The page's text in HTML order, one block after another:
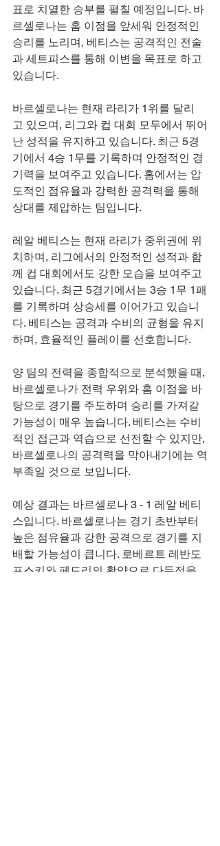
표로 치열한 승부를 펼칠 예정입니다. 바
르셀로나는 홈 이점을 앞세워 안정적인
승리를 노리며, 베티스는 공격적인 전술
과 세트피스를 통해 이변을 목표로 하고
있습니다.
바르셀로나는 현재 라리가 1위를 달리
고 있으며, 리그와 컵 대회 모두에서 뛰어
난 성적을 유지하고 있습니다. 최근 5경
기에서 4승 1무를 기록하며 안정적인 경
기력을 보여주고 있습니다. 홈에서는 압
도적인 점유율과 강력한 공격력을 통해
상대를 제압하는 팀입니다.
레알 베티스는 현재 라리가 중위권에 위
치하며, 리그에서의 안정적인 성적과 함
께 컵 대회에서도 강한 모습을 보여주고
있습니다. 최근 5경기에서는 3승 1무 1패
를 기록하며 상승세를 이어가고 있습니
다. 베티스는 공격과 수비의 균형을 유지
하며, 효율적인 플레이를 선호합니다.
양 팀의 전력을 종합적으로 분석했을 때,
바르셀로나가 전력 우위와 홈 이점을 바
탕으로 경기를 주도하며 승리를 가져갈
가능성이 매우 높습니다. 베티스는 수비
적인 접근과 역습으로 선전할 수 있지만,
바르셀로나의 공격력을 막아내기에는 역
부족일 것으로 보입니다.
예상 결과는 바르셀로나 3 - 1 레알 베티
스입니다. 바르셀로나는 경기 초반부터
높은 점유율과 강한 공격으로 경기를 지
배할 가능성이 큽니다. 로베르트 레반도
프스키와 페드리의 활약으로 다득점을